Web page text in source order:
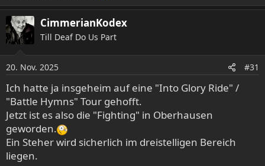
CimmerianKodex
Till Deaf Do Us Part
20. Nov. 2025 #31
Ich hatte ja insgeheim auf eine "Into Glory Ride" /
"Battle Hymns" Tour gehofft.
Jetzt ist es also die "Fighting" in Oberhausen
geworden.
Ein Steher wird sicherlich im dreistelligen Bereich
liegen.